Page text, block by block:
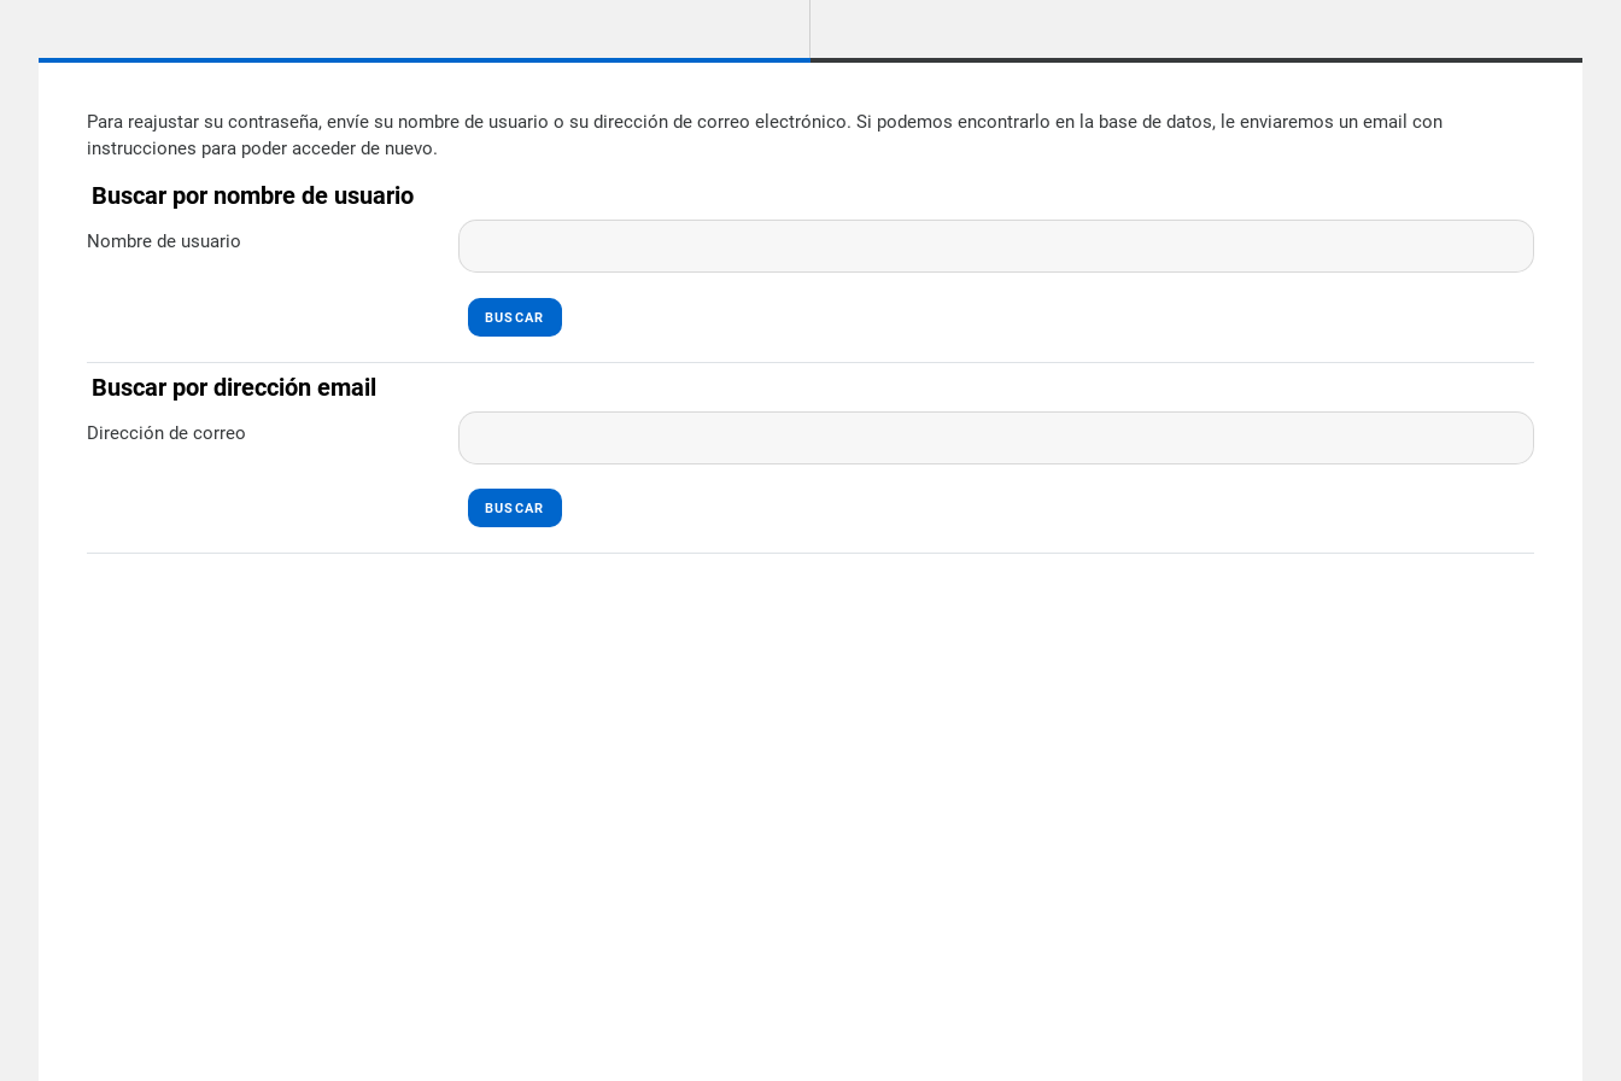
Para reajustar su contraseña, envíe su nombre de usuario o su dirección de correo electrónico. Si podemos encontrarlo en la base de datos, le enviaremos un email con
instrucciones para poder acceder de nuevo.
Buscar por nombre de usuario
Buscar por nombre de usuario
Nombre de usuario
Buscar por dirección email
Buscar por dirección email
Dirección de correo